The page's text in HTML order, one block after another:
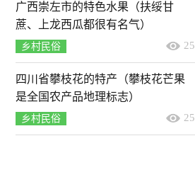
广西崇左市的特色水果（扶绥甘
蔗、上龙西瓜都很有名气）
乡村民俗 25
四川省攀枝花的特产（攀枝花芒果
是全国农产品地理标志）
乡村民俗 25